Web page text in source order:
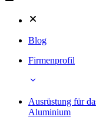
Blog
Firmenprofil
Ausrüstung für
Aluminium